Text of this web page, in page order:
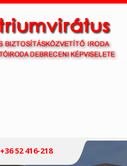
+36 52 416-218